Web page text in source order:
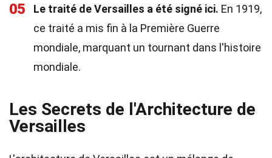
05 Le traité de Versailles a été signé ici. En 1919,
ce traité a mis fin à la Première Guerre
mondiale, marquant un tournant dans l'histoire
mondiale.
Les Secrets de l'Architecture de
Versailles